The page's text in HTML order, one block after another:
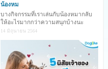
น้องหม
บางกิจกรรมที่เราเล่นกับน้องหมากลับ
ให้อะไรมากกว่าความสนุกบ้างนะ
14 มิถุนายน 2564